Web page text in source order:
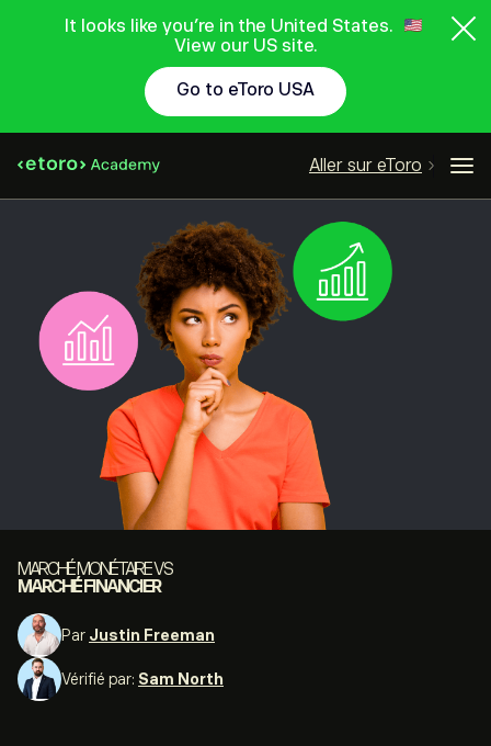
It looks like you're in the United States.
View our US site.
Go to eToro USA
Aller sur eToro
MARCHÉ MONÉTAIRE VS
MARCHÉ FINANCIER
Par Justin Freeman
Vérifié par: Sam North